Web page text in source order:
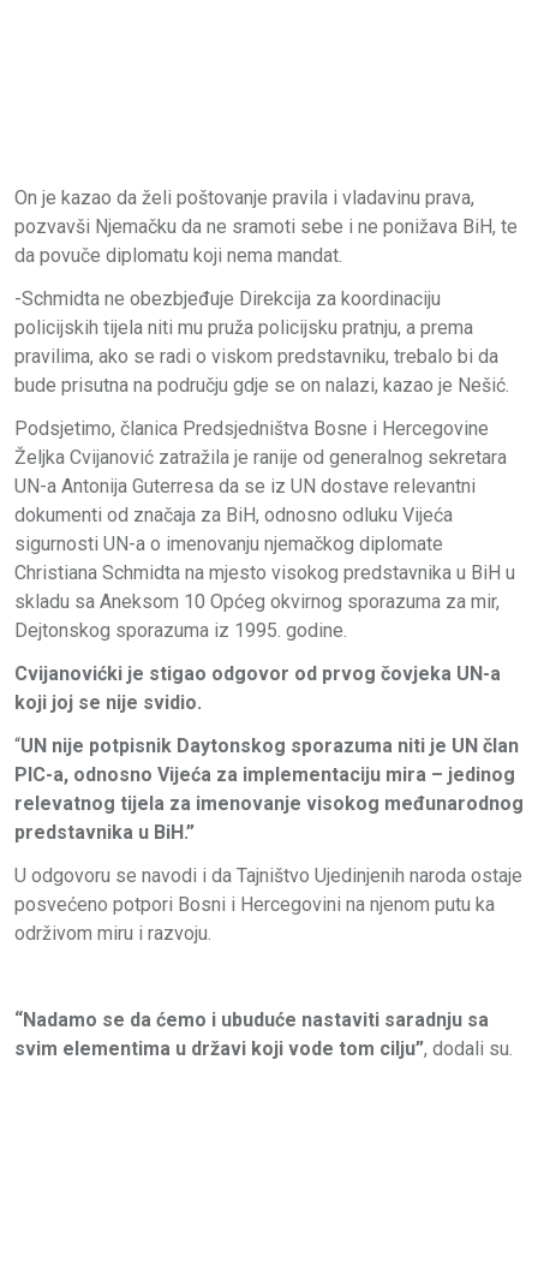
On je kazao da želi poštovanje pravila i vladavinu prava,
pozvavši Njemačku da ne sramoti sebe i ne ponižava BiH, te
da povuče diplomatu koji nema mandat.
-Schmidta ne obezbjeđuje Direkcija za koordinaciju
policijskih tijela niti mu pruža policijsku pratnju, a prema
pravilima, ako se radi o viskom predstavniku, trebalo bi da
bude prisutna na području gdje se on nalazi, kazao je Nešić.
Podsjetimo, članica Predsjedništva Bosne i Hercegovine
Željka Cvijanović zatražila je ranije od generalnog sekretara
UN-a Antonija Guterresa da se iz UN dostave relevantni
dokumenti od značaja za BiH, odnosno odluku Vijeća
sigurnosti UN-a o imenovanju njemačkog diplomate
Christiana Schmidta na mjesto visokog predstavnika u BiH u
skladu sa Aneksom 10 Općeg okvirnog sporazuma za mir,
Dejtonskog sporazuma iz 1995. godine.
Cvijanovićki je stigao odgovor od prvog čovjeka UN-a
koji joj se nije svidio.
“UN nije potpisnik Daytonskog sporazuma niti je UN član
PIC-a, odnosno Vijeća za implementaciju mira – jedinog
relevatnog tijela za imenovanje visokog međunarodnog
predstavnika u BiH.”
U odgovoru se navodi i da Tajništvo Ujedinjenih naroda ostaje
posvećeno potpori Bosni i Hercegovini na njenom putu ka
održivom miru i razvoju.
“Nadamo se da ćemo i ubuduće nastaviti saradnju sa
svim elementima u državi koji vode tom cilju”, dodali su.